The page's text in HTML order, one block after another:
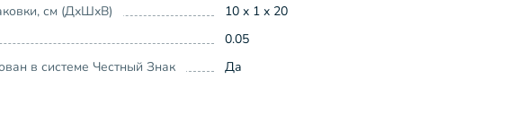
см (ДхШхВ)
10 x 1 x 20
0.05
в системе Честный Знак
Да